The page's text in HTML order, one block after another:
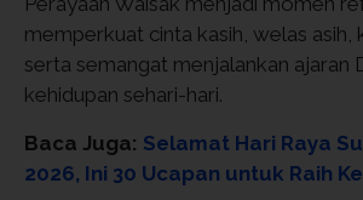
memperkuat cinta kasih, welas asih,
serta semangat menjalankan ajaran
kehidupan sehari-hari.
Baca Juga: Selamat Hari Raya
2026, Ini 30 Ucapan untuk Raih